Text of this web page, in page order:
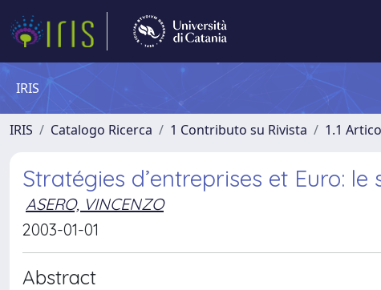
IRIS
IRIS Catalogo Ricerca 1 Contributo su Rivista 1.1
Stratégies d’entreprises et Euro:
ASERO, VINCENZO
2003-01-01
Abstract